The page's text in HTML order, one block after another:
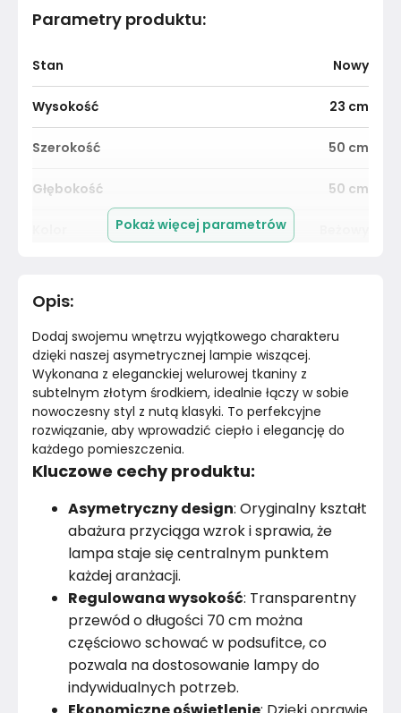
Parametry produktu:
Stan Nowy
Wysokość 23 cm
Szerokość 50 cm
Głębokość 50 cm
Kolor stelaża
Średnica
Materiał Tkanina
Marka BPS KOncept
Montaż
Rok produkcji 2024
Pokaż więcej parametrów
Opis:
Dodaj swojemu wnętrzu wyjątkowego charakteru
dzięki naszej asymetrycznej lampie wiszącej.
Wykonana z eleganckiej welurowej tkaniny z
subtelnym złotym środkiem, idealnie łączy w sobie
nowoczesny styl z nutą klasyki. To perfekcyjne
rozwiązanie, aby wprowadzić ciepło i elegancję do
każdego pomieszczenia.
Kluczowe cechy produktu:
Asymetryczny design: Oryginalny kształt
abażura przyciąga wzrok i sprawia, że
lampa staje się centralnym punktem
każdej aranżacji.
Regulowana wysokość: Transparentny
przewód o długości 70 cm można
częściowo schować w podsufitce, co
pozwala na dostosowanie lampy do
indywidualnych potrzeb.